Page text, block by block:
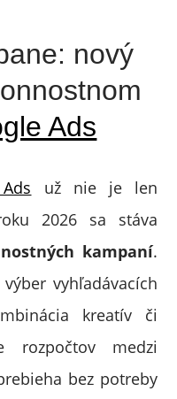
nový
Ads
už nie je len
2026 sa stáva
kampaní.
vyhľadávacích
kreatív či
rozpočtov medzi
bez potreby